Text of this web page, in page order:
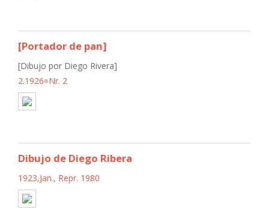
[Portador de pan]
[Dibujo por Diego Rivera]
2.1926=Nr. 2
Dibujo de Diego Ribera
1923,Jan., Repr. 1980